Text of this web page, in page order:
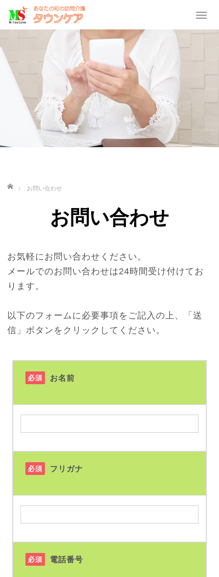
T
o
n
ホーム お問い合わせ
お問い合わせ
お気軽にお問い合わせください。
メールでのお問い合わせは24時間受け付けてお
ります。
以下のフォームに必要事項をご記入の上、「送
信」ボタンをクリックしてください。
必須 お名前
必須 フリガナ
必須 電話番号